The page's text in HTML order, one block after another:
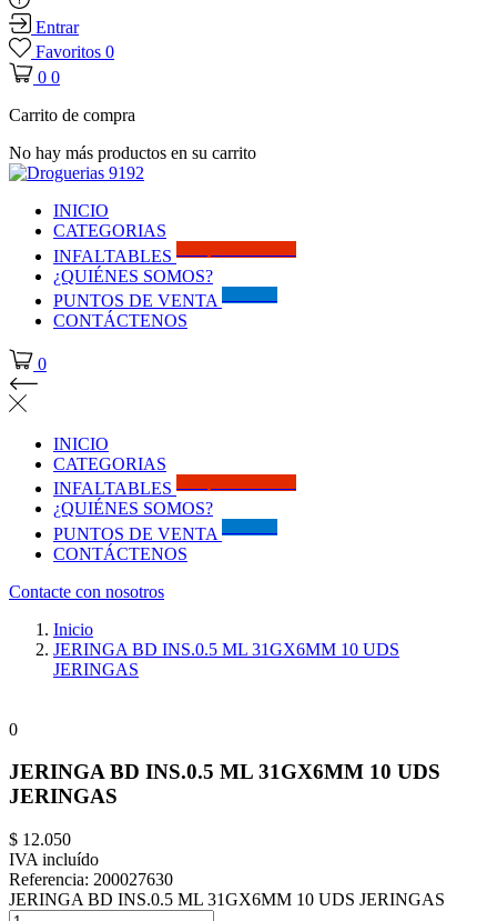
Entrar
Favoritos 0
0 0
Carrito de compra
No hay más productos en su carrito
INICIO
CATEGORIAS
INFALTABLES
¿QUIÉNES SOMOS?
PUNTOS DE VENTA
CONTÁCTENOS
0
INICIO
CATEGORIAS
INFALTABLES
¿QUIÉNES SOMOS?
PUNTOS DE VENTA
CONTÁCTENOS
Contacte con nosotros
Inicio
JERINGA BD INS.0.5 ML 31GX6MM 10 UDS
JERINGAS
0
JERINGA BD INS.0.5 ML 31GX6MM 10 UDS
JERINGAS
$ 12.050
IVA incluído
Referencia: 200027630
JERINGA BD INS.0.5 ML 31GX6MM 10 UDS JERINGAS